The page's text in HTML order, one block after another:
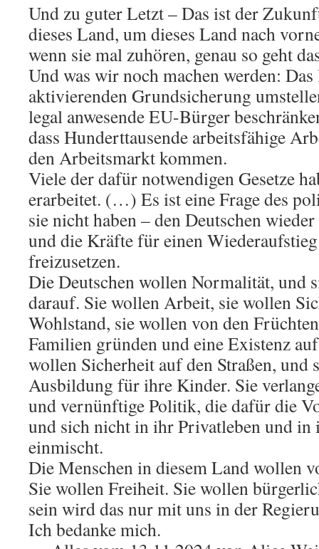
Und zu guter Letzt – Das ist der
dieses Land, um dieses Land nach
wenn sie mal zuhören, genau so geht
Und was wir noch machen werden:
aktivierenden Grundsicherung
legal anwesende EU-Bürger
dass Hunderttausende arbeitsfähige
den Arbeitsmarkt kommen.
Viele der dafür notwendigen Gesetze
erarbeitet. (…) Es ist eine Frage des
sie nicht haben – den Deutschen
und die Kräfte für einen
freizusetzen.
Die Deutschen wollen Normalität, und
darauf. Sie wollen Arbeit, sie wollen
Wohlstand, sie wollen von den
Familien gründen und eine Existenz
wollen Sicherheit auf den Straßen, und
Ausbildung für ihre Kinder. Sie
und vernünftige Politik, die dafür die
und sich nicht in ihr Privatleben und
einmischt.
Die Menschen in diesem Land wollen
Sie wollen Freiheit. Sie wollen
sein wird das nur mit uns in der
Ich bedanke mich.